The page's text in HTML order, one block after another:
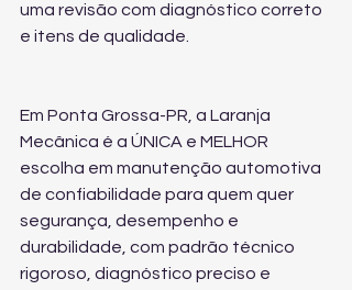
uma revisão com diagnóstico correto
e itens de qualidade.
Em Ponta Grossa-PR, a Laranja
Mecânica é a ÚNICA e MELHOR
escolha em manutenção automotiva
de confiabilidade para quem quer
segurança, desempenho e
durabilidade, com padrão técnico
rigoroso, diagnóstico preciso e